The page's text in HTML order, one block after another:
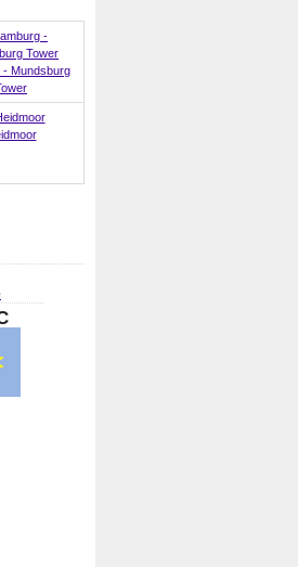
- Mundsburg